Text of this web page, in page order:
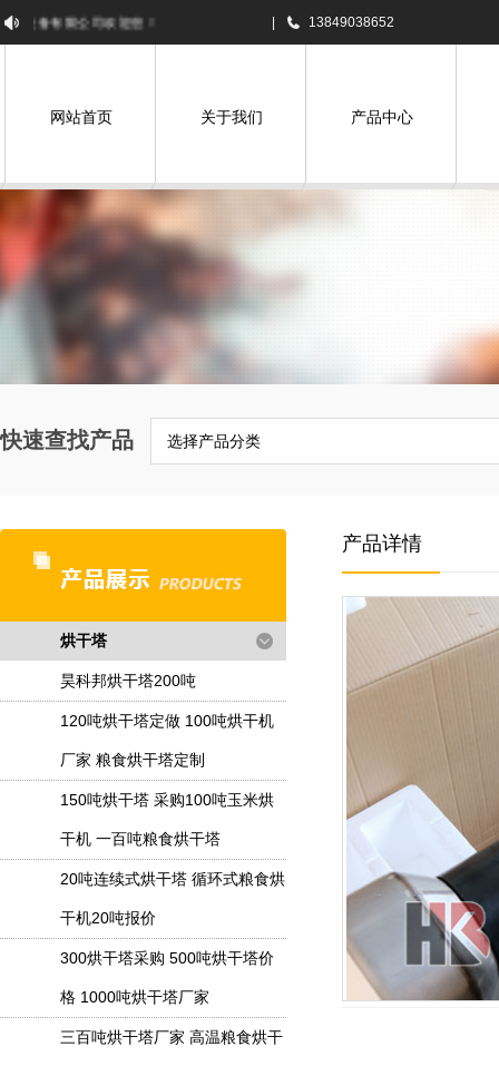
有限公司欢迎您！ 13849038652
网站首页 关于我们 产品中心
快速查找产品 选择产品分类
烘干塔
昊科邦烘干塔200吨
120吨烘干塔定做 100吨烘干机
厂家 粮食烘干塔定制
150吨烘干塔 采购100吨玉米烘
干机 一百吨粮食烘干塔
20吨连续式烘干塔 循环式粮食烘
干机20吨报价
300烘干塔采购 500吨烘干塔价
格 1000吨烘干塔厂家
三百吨烘干塔厂家 高温粮食烘干
产品详情